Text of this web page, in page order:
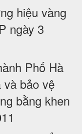
hiệu vàng
ngày 3
Phố Hà
bảo vệ
bằng khen